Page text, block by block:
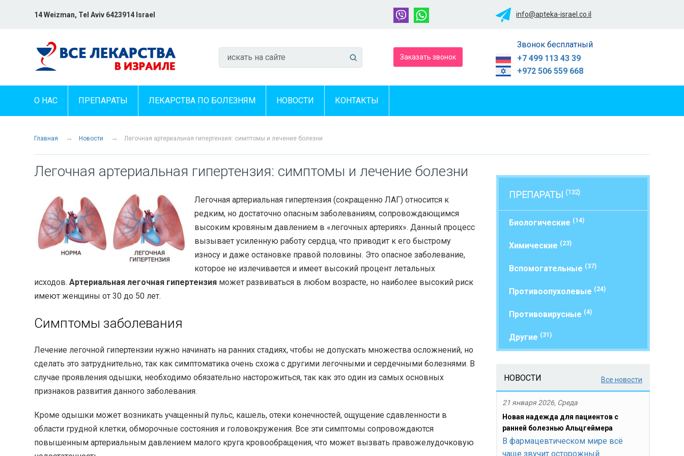
14 Weizman, Tel Aviv 6423914 Israel info@apteka-israel.co.il
Заказать звонок
Звонок бесплатный
+7 499 113 43 39
+972 506 559 668
О НАС ПРЕПАРАТЫ ЛЕКАРСТВА ПО БОЛЕЗНЯМ НОВОСТИ КОНТАКТЫ
Главная → Новости → Легочная артериальная гипертензия: симптомы и лечение болезни
Легочная артериальная гипертензия: симптомы и лечение болезни
Легочная артериальная гипертензия (сокращенно ЛАГ) относится к
редким, но достаточно опасным заболеваниям, сопровождающимся
высоким кровяным давлением в «легочных артериях». Данный процесс
вызывает усиленную работу сердца, что приводит к его быстрому
износу и даже остановке правой половины. Это опасное заболевание,
которое не излечивается и имеет высокий процент летальных
исходов. Артериальная легочная гипертензия может развиваться в любом возрасте, но наиболее высокий риск
имеют женщины от 30 до 50 лет.
Симптомы заболевания
Лечение легочной гипертензии нужно начинать на ранних стадиях, чтобы не допускать множества осложнений, но
сделать это затруднительно, так как симптоматика очень схожа с другими легочными и сердечными болезнями. В
случае проявления одышки, необходимо обязательно насторожиться, так как это один из самых основных
признаков развития данного заболевания.
Кроме одышки может возникать учащенный пульс, кашель, отеки конечностей, ощущение сдавленности в
области грудной клетки, обморочные состояния и головокружения. Все эти симптомы сопровождаются
повышенным артериальным давлением малого круга кровообращения, что может вызвать правожелудочковую
ПРЕПАРАТЫ (132)
Биологические (14)
Химические (23)
Вспомогательные (37)
Противоопухолевые (24)
Противовирусные (4)
Другие (31)
НОВОСТИ Все новости
21 января 2026, Среда
Новая надежда для пациентов с
ранней болезнью Альцгеймера
В фармацевтическом мире всё
чаще звучит осторожный...